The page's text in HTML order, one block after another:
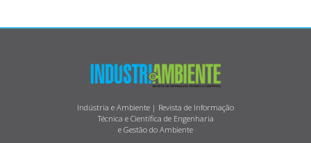
Indústria e Ambiente | Revista de Informação
Técnica e Científica de Engenharia
e Gestão do Ambiente